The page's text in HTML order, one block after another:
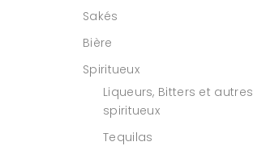
Sakés
Bière
Spiritueux
Liqueurs, Bitters et autres
spiritueux
Tequilas